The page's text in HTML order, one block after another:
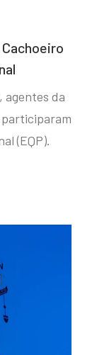
agentes da
participaram
(EQP).